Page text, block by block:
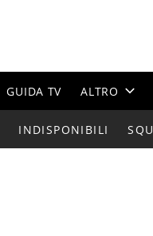
GUIDA TV ALTRO
CALENDARI
INDISPONIBILI